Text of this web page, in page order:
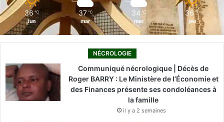
36 ℃
lun
37 ℃
mar
34 ℃
mer
36 ℃
jeu
NÉCROLOGIE
Communiqué nécrologique | Décès de
Roger BARRY : Le Ministère de l’Économie et
des Finances présente ses condoléances à
la famille
il y a 2 semaines